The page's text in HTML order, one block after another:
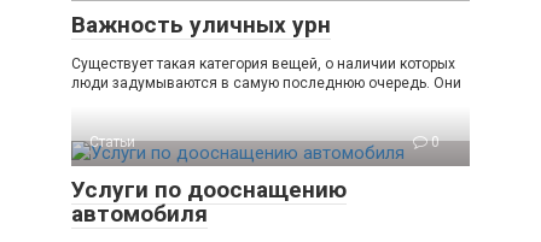
Важность уличных урн
Существует такая категория вещей, о наличии которых
люди задумываются в самую последнюю очередь. Они
Статьи 0
Услуги по дооснащению
автомобиля